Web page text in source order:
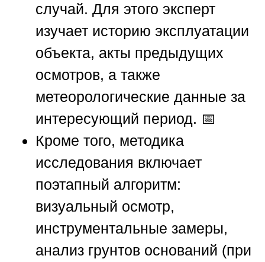
случай. Для этого эксперт
изучает историю эксплуатации
объекта, акты предыдущих
осмотров, а также
метеорологические данные за
интересующий период. 📅
Кроме того, методика
исследования включает
поэтапный алгоритм:
визуальный осмотр,
инструментальные замеры,
анализ грунтов оснований (при